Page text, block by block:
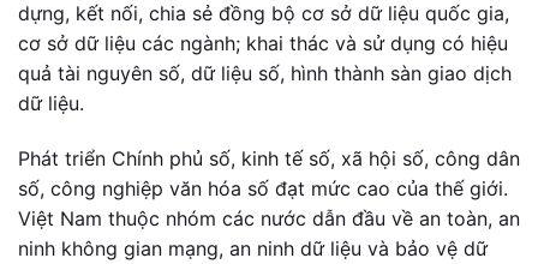
dựng, kết nối, chia sẻ đồng bộ cơ sở dữ liệu quốc gia,
cơ sở dữ liệu các ngành; khai thác và sử dụng có hiệu
quả tài nguyên số, dữ liệu số, hình thành sàn giao dịch
dữ liệu.
Phát triển Chính phủ số, kinh tế số, xã hội số, công dân
số, công nghiệp văn hóa số đạt mức cao của thế giới.
Việt Nam thuộc nhóm các nước dẫn đầu về an toàn, an
ninh không gian mạng, an ninh dữ liệu và bảo vệ dữ